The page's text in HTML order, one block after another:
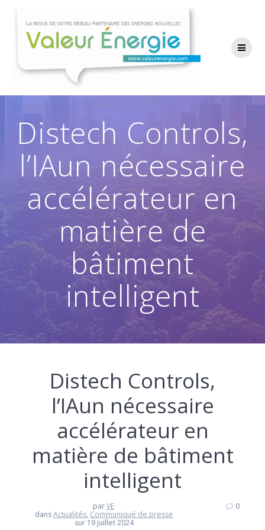
contenu
Distech Controls,
l’IAun nécessaire
accélérateur en
matière de
bâtiment
intelligent
Distech Controls,
l’IAun nécessaire
accélérateur en
matière de bâtiment
intelligent
parVE
dansActualités, Communiqué de presse
sur 19 juillet 2024
0